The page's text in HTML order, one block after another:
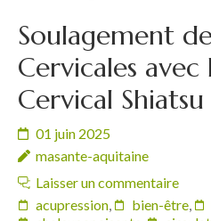
Soulagement
Cervicales
Cervical Shiatsu
01 juin 2025
masante-aquitaine
Laisser un commentaire
acupression, bien-être,